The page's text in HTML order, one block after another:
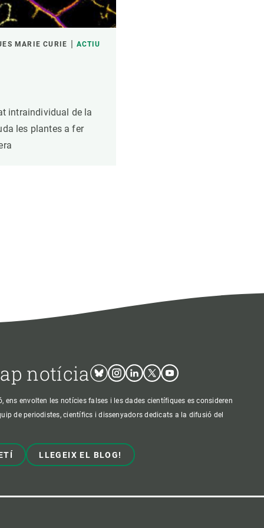
MARIE CURIE ACTIU
intraindividual de la
les plantes a fer
notícia BlueskyInstagram
LinkedinTwitterYoutube
ens envolten les notícies falses i les dades científiques es consideren
de periodistes, científics i dissenyadors dedicats a la difusió del
LLEGEIX EL BLOG!